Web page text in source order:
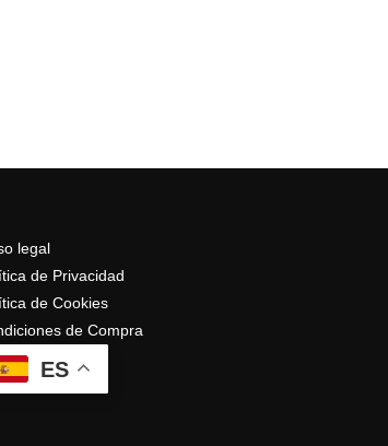
legal
de Privacidad
de Cookies
de Compra
ES